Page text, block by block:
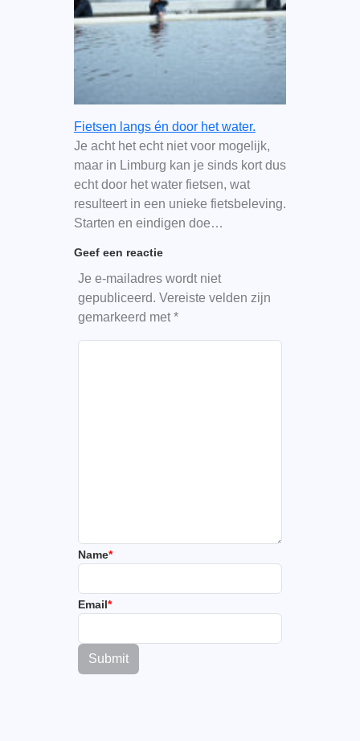
Fietsen langs én door het water.
Je acht het echt niet voor mogelijk,
maar in Limburg kan je sinds kort dus
echt door het water fietsen, wat
resulteert in een unieke fietsbeleving.
Starten en eindigen doe…
Geef een reactie
Je e-mailadres wordt niet
gepubliceerd. Vereiste velden zijn
gemarkeerd met*
Name*
Email*